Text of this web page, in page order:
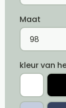
Maat
kleur van